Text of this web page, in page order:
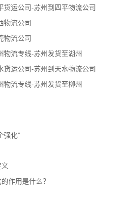
货运公司-苏州到四平物流公司
物流公司
物流公司
物流专线-苏州发货至湖州
货运公司-苏州到天水物流公司
物流专线-苏州发货至柳州
强化”
作用是什么？